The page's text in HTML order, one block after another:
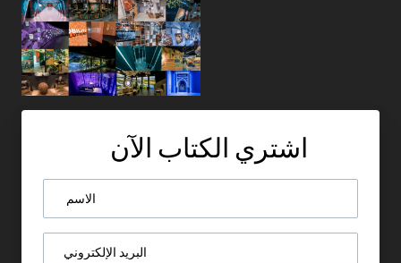
اشتري الكتاب الآن